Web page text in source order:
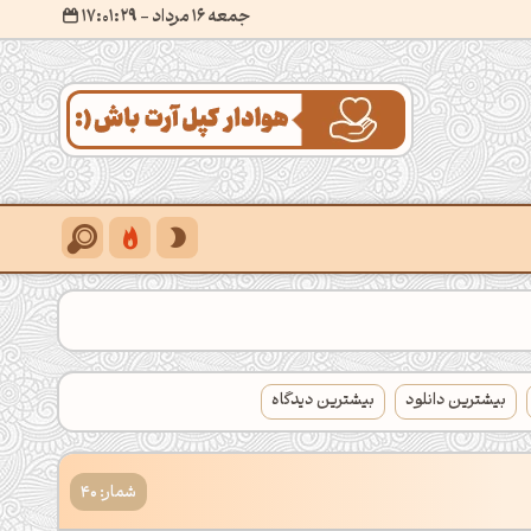
جمعه 16 مرداد
- ۱۷:۰۱:۳۱
بیشترین دانلود بیشترین دیدگاه
شمار: 40